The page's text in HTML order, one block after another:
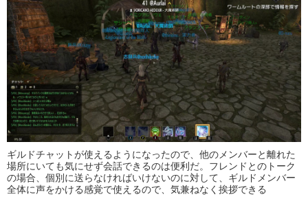
ギルドチャットが使えるようになったので、他のメンバーと離れた
場所にいても気にせず会話できるのは便利だ。フレンドとのトーク
の場合、個別に送らなければいけないのに対して、ギルドメンバー
全体に声をかける感覚で使えるので、気兼ねなく挨拶できる